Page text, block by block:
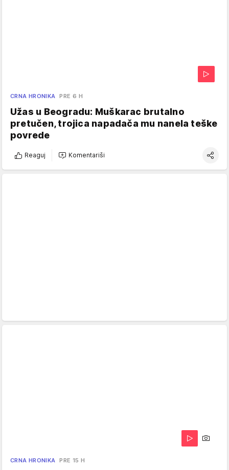
CRNA HRONIKA PRE 6 H
Užas u Beogradu: Muškarac brutalno
pretučen, trojica napadača mu nanela teške
povrede
Reaguj Komentariši
CRNA HRONIKA PRE 15 H